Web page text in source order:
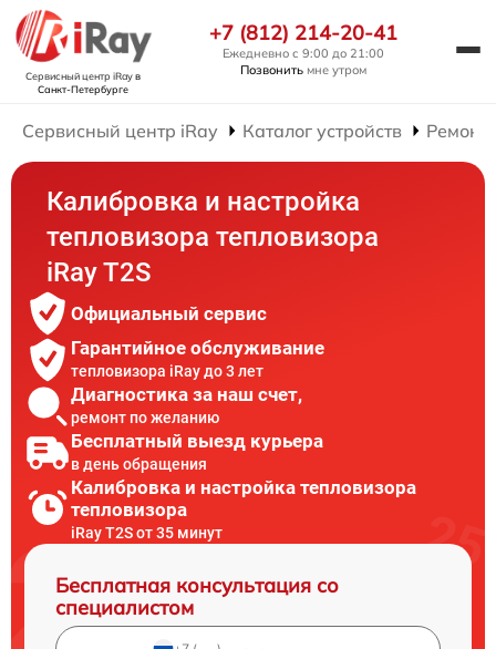
Сервисный центр iRayв
Санкт-Петербурге
+7 (812) 214-20-41
Ежедневно с 9:00 до 21:00
Позвонить мне утром
Сервисный центр iRay Каталог устройств Ремонт
Калибровка и настройка
тепловизора тепловизора
iRay T2S
Официальный сервис
Гарантийное обслуживание
тепловизора iRay до 3 лет
Диагностика за наш счет,
ремонт по желанию
Бесплатный выезд курьера
в день обращения
Калибровка и настройка тепловизора
тепловизора
iRay T2S от 35 минут
Бесплатная консультация со
специалистом